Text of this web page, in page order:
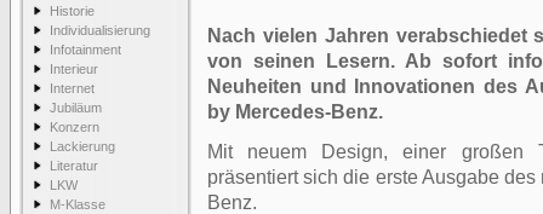
Historie
Individualisierung
Infotainment
Interieur
Internet
Jubiläum
Konzern
Lackierung
Literatur
LKW
M-Klasse
Nach vielen Jahren verabschiedet
von seinen Lesern. Ab sofort
Neuheiten und Innovationen des
by Mercedes-Benz.
Mit neuem Design, einer großen
präsentiert sich die erste Ausgabe
Benz.